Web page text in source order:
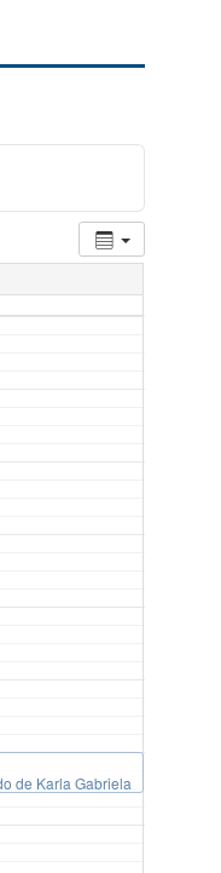
de Karla Gabriela